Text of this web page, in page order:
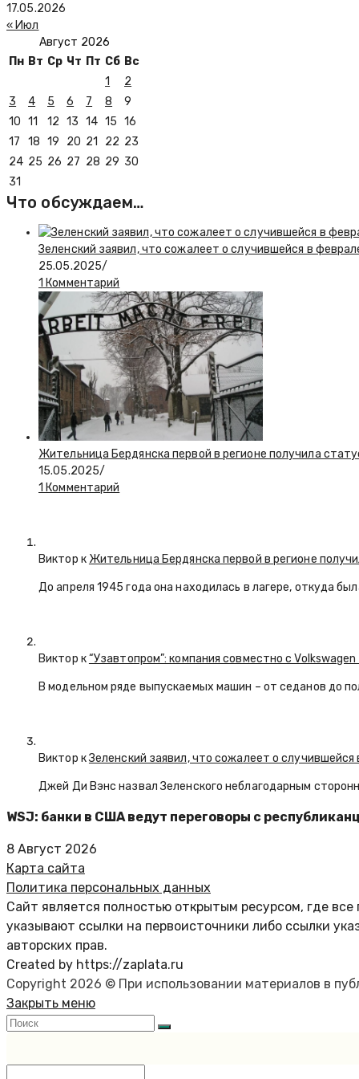
17.05.2026
« Июл
Август 2026
Пн Вт Ср Чт Пт Сб Вс
1
2
3
4 5 6 7 8
9
10 11 12 13 14 15 16
17
18 19 20 21 22 23
24 25 26 27 28 29 30
31
Что обсуждаем…
Зеленский заявил, что сожалеет о случившейся в
25.05.2025/
1 Комментарий
Жительница Бердянска первой в регионе получила
15.05.2025/
1 Комментарий
Виктор к Жительница Бердянска первой в регионе
До апреля 1945 года она находилась в лагере, откуда
Виктор к“Узавтопром”: компания совместно с
В модельном ряде выпускаемых машин – от седанов до
Виктор кЗеленский заявил, что сожалеет о
Джей Ди Вэнс назвал Зеленского неблагодарным
WSJ: банки в США ведут переговоры с
8 Август 2026
Карта сайта
Политика персональных данных
Сайт является полностью открытым ресурсом, где
указывают ссылки на первоисточники либо ссылки
авторских прав.
Created by https://zaplata.ru
Copyright 2026 © При использовании материалов в
Закрыть меню